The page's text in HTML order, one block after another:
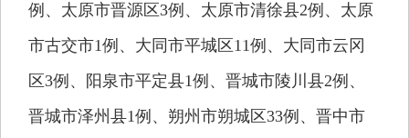
例、太原市晋源区3例、太原市清徐县2例、太原
市古交市1例、大同市平城区11例、大同市云冈
区3例、阳泉市平定县1例、晋城市陵川县2例、
晋城市泽州县1例、朔州市朔城区33例、晋中市